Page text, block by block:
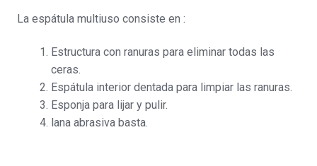
La espátula multiuso consiste en :
Estructura con ranuras para eliminar todas las
ceras.
Espátula interior dentada para limpiar las ranuras.
Esponja para lijar y pulir.
lana abrasiva basta.